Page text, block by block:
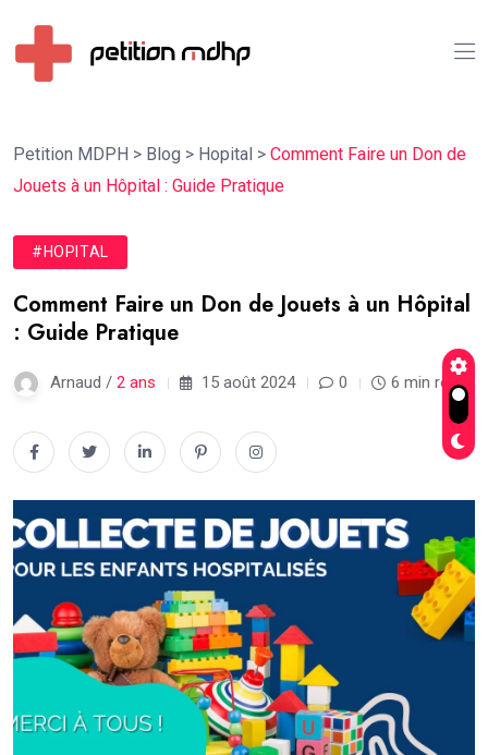
Petition MDPH > Blog > Hopital > Comment Faire un Don de
Jouets à un Hôpital : Guide Pratique
#HOPITAL
Comment Faire un Don de Jouets à un Hôpital
: Guide Pratique
Arnaud / 2 ans 15 août 2024 0 6 min read